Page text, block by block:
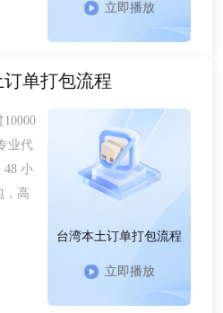
立即播放
单打包流程
业代
48 小
，高
台湾本土订单打包流程
立即播放